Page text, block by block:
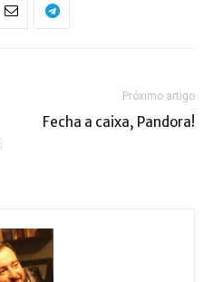
Próximo artigo
Fecha a caixa, Pandora!